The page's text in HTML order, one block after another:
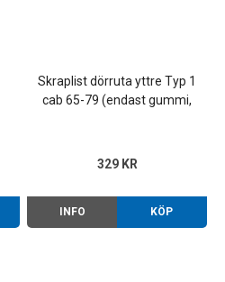
Skraplist dörruta yttre Typ 1
cab 65-79 (endast gummi,
329 KR
INFO KÖP